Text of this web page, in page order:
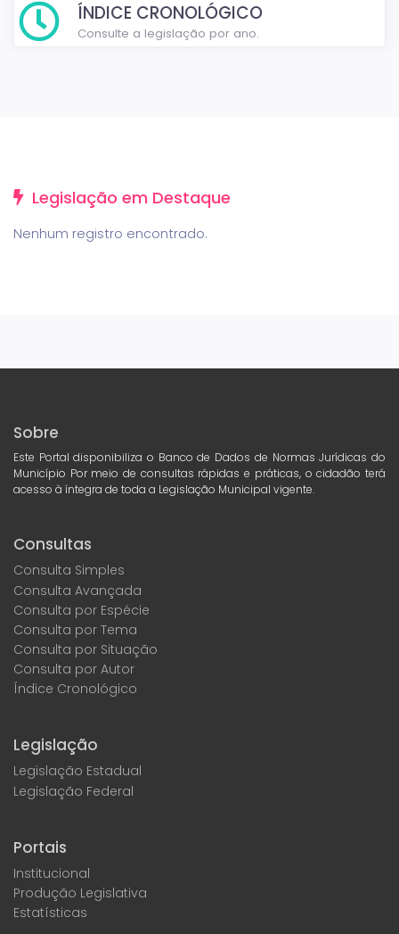
ÍNDICE CRONOLÓGICO
Consulte a legislação por ano.
Legislação em Destaque
Nenhum registro encontrado.
Sobre
Este Portal disponibiliza o Banco de Dados de Normas Jurídicas do
Município Por meio de consultas rápidas e práticas, o cidadão terá
acesso à íntegra de toda a Legislação Municipal vigente.
Consultas
Consulta Simples
Consulta Avançada
Consulta por Espécie
Consulta por Tema
Consulta por Situação
Consulta por Autor
Índice Cronológico
Legislação
Legislação Estadual
Legislação Federal
Portais
Institucional
Produção Legislativa
Estatísticas